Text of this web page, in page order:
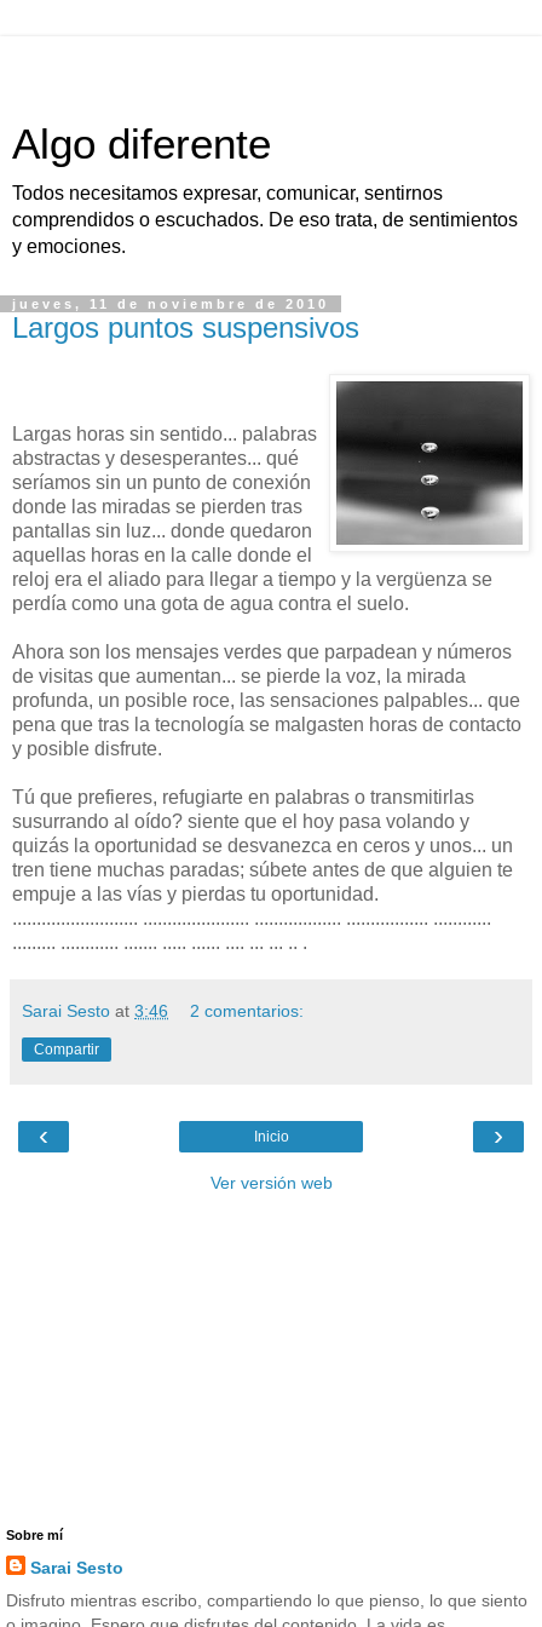
Algo diferente
Todos necesitamos expresar, comunicar, sentirnos
comprendidos o escuchados. De eso trata, de sentimientos
y emociones.
jueves, 11 de noviembre de 2010
Largos puntos suspensivos
Largas horas sin sentido... palabras
abstractas y desesperantes... qué
seríamos sin un punto de conexión
donde las miradas se pierden tras
pantallas sin luz... donde quedaron
aquellas horas en la calle donde el
reloj era el aliado para llegar a tiempo y la vergüenza se
perdía como una gota de agua contra el suelo.
Ahora son los mensajes verdes que parpadean y números
de visitas que aumentan... se pierde la voz, la mirada
profunda, un posible roce, las sensaciones palpables... que
pena que tras la tecnología se malgasten horas de contacto
y posible disfrute.
Tú que prefieres, refugiarte en palabras o transmitirlas
susurrando al oído? siente que el hoy pasa volando y
quizás la oportunidad se desvanezca en ceros y unos... un
tren tiene muchas paradas; súbete antes de que alguien te
empuje a las vías y pierdas tu oportunidad.
.......................... ...................... .................. ................. ............
......... ............ ....... ..... ...... .... ... ... .. .
Sarai Sesto at 3:46 2 comentarios:
Compartir
‹ ›
Inicio
Ver versión web
Sobre mí
Sarai Sesto
Disfruto mientras escribo, compartiendo lo que pienso, lo que siento